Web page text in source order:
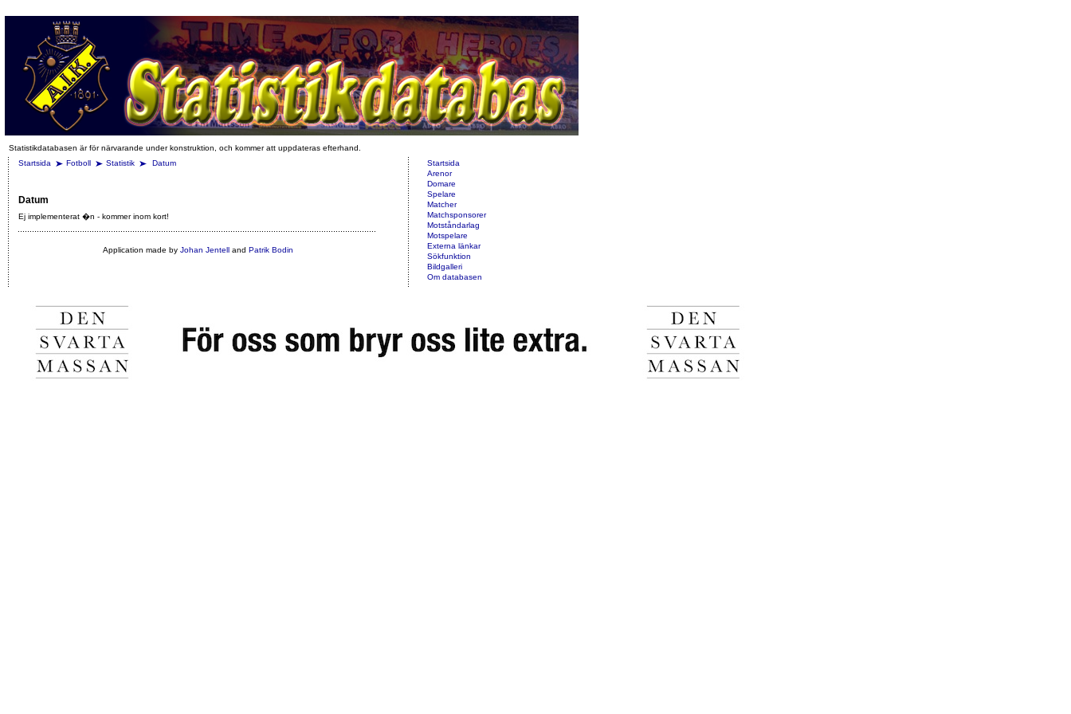
Statistikdatabasen är för närvarande under konstruktion, och kommer att uppdateras efterhand.
Startsida
Fotboll Statistik Datum
Datum
Ej implementerat �n - kommer inom kort!
Application made by Johan Jentelland Patrik Bodin
Startsida
Arenor
Domare
Spelare
Matcher
Matchsponsorer
Motståndarlag
Motspelare
Externa länkar
Sökfunktion
Bildgalleri
Om databasen